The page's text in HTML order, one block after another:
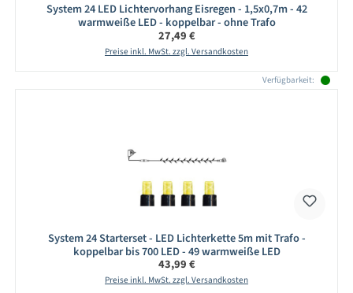
System 24 LED Lichtervorhang Eisregen - 1,5x0,7m - 42
warmweiße LED - koppelbar - ohne Trafo
Regulärer Preis:
27,49 €
Preise inkl. MwSt. zzgl. Versandkosten
Verfügbarkeit:
System 24 Starterset - LED Lichterkette 5m mit Trafo -
koppelbar bis 700 LED - 49 warmweiße LED
Regulärer Preis:
43,99 €
Preise inkl. MwSt. zzgl. Versandkosten